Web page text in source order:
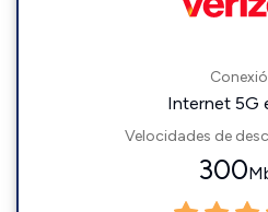
Internet 5G
Velocidades de
300